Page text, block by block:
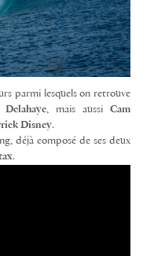
parmi lesquels on retrouve
Delahaye, mais aussiCam
Disney.
déjà composé de ses deux
.